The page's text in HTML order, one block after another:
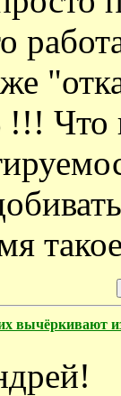
Что
вычёркивают